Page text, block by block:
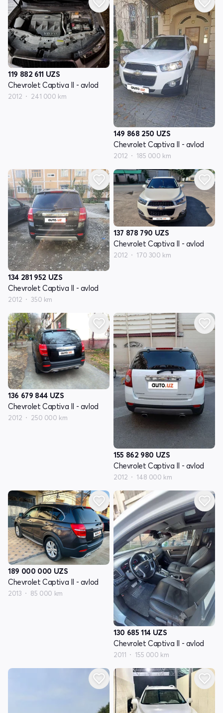
119 882 611 UZS
Chevrolet Captiva II - avlod
2012 241 000 km
149 868 250 UZS
Chevrolet Captiva II - avlod
2012 185 000 km
134 281 952 UZS
Chevrolet Captiva II - avlod
2012 350 km
137 878 790 UZS
Chevrolet Captiva II - avlod
2012 170 300 km
136 679 844 UZS
Chevrolet Captiva II - avlod
2012 250 000 km
155 862 980 UZS
Chevrolet Captiva II - avlod
2012 148 000 km
189 000 000 UZS
Chevrolet Captiva II - avlod
2013 85 000 km
130 685 114 UZS
Chevrolet Captiva II - avlod
2011 155 000 km